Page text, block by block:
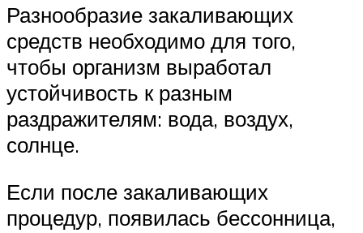
Разнообразие закаливающих
средств необходимо для того,
чтобы организм выработал
устойчивость к разным
раздражителям: вода, воздух,
солнце.
Если после закаливающих
процедур, появилась бессонница,